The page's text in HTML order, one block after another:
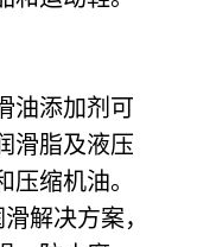
油添加剂可
滑脂及液压
压缩机油。
解决方案，